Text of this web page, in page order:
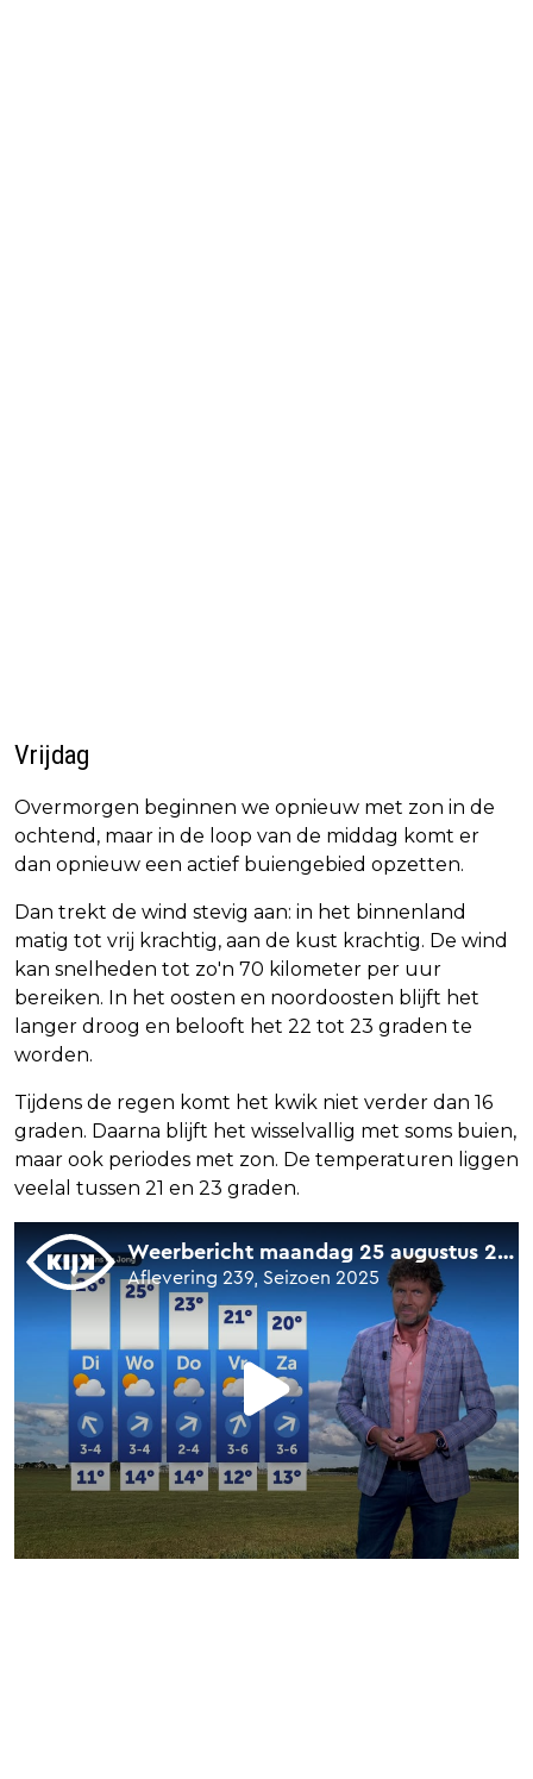
Vrijdag
Overmorgen beginnen we opnieuw met zon in de
ochtend, maar in de loop van de middag komt er
dan opnieuw een actief buiengebied opzetten.
Dan trekt de wind stevig aan: in het binnenland
matig tot vrij krachtig, aan de kust krachtig. De wind
kan snelheden tot zo'n 70 kilometer per uur
bereiken. In het oosten en noordoosten blijft het
langer droog en belooft het 22 tot 23 graden te
worden.
Tijdens de regen komt het kwik niet verder dan 16
graden. Daarna blijft het wisselvallig met soms buien,
maar ook periodes met zon. De temperaturen liggen
veelal tussen 21 en 23 graden.